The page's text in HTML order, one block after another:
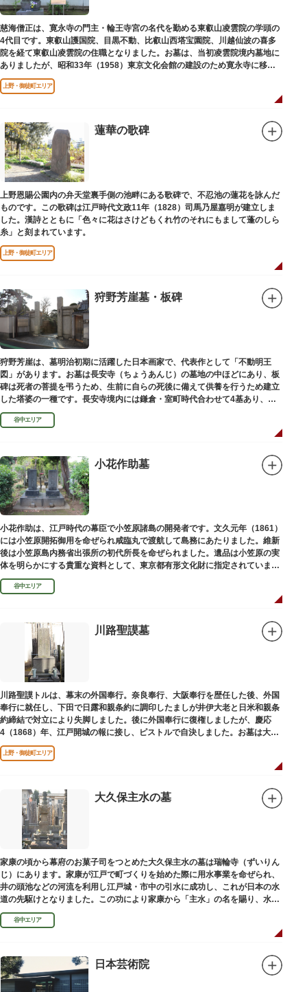
慈海僧正は、寛永寺の門主・輪王寺宮の名代を勤める東叡山凌雲院の学頭の
4代目です。東叡山護国院、目黒不動、比叡山西塔宝園院、川越仙波の喜多
院を経て東叡山凌雲院の住職となりました。お墓は、当初凌雲院境内墓地に
ありましたが、昭和33年（1958）東京文化会館の建設のため寛永寺に移築
されました。
上野・御徒町エリア
蓮華の歌碑
上野恩賜公園内の弁天堂裏手側の池畔にある歌碑で、不忍池の蓮花を詠んだ
ものです。この歌碑は江戸時代文政11年（1828）司馬乃屋嘉明が建立しま
した。漢詩とともに「色々に花はさけどもくれ竹のそれにもまして蓬のしら
糸」と刻まれています。
上野・御徒町エリア
狩野芳崖墓・板碑
狩野芳崖は、墓明治初期に活躍した日本画家で、代表作として「不動明王
図」があります。お墓は長安寺（ちょうあんじ）の墓地の中ほどにあり、板
碑は死者の菩提を弔うため、生前に自らの死後に備えて供養を行うため建立
した塔婆の一種です。長安寺境内には鎌倉・室町時代合わせて4基あり、
「長安寺板碑」として台東区の有形文化財に指定されています。
谷中エリア
小花作助墓
小花作助は、江戸時代の幕臣で小笠原諸島の開発者です。文久元年（1861）
には小笠原開拓御用を命ぜられ咸臨丸で渡航して島務にあたりました。維新
後は小笠原島内務省出張所の初代所長を命ぜられました。遺品は小笠原の実
体を明らかにする貴重な資料として、東京都有形文化財に指定されていま
す。お墓は谷中霊園にあります。
谷中エリア
川路聖謨墓
川路聖謨トルは、幕末の外国奉行。奈良奉行、大阪奉行を歴任した後、外国
奉行に就任し、下田で日露和親条約に調印したましが井伊大老と日米和親条
約締結で対立により失脚しました。後に外国奉行に復権しましたが、慶応
4（1868）年、江戸開城の報に接し、ピストルで自決しました。お墓は大正
寺（たいしょうじ）にあります。
上野・御徒町エリア
大久保主水の墓
家康の頃から幕府のお菓子司をつとめた大久保主水の墓は瑞輪寺（ずいりん
じ）にあります。家康が江戸で町づくりを始めた際に用水事業を命ぜられ、
井の頭池などの河流を利用し江戸城・市中の引水に成功し、これが日本の水
道の先駆けとなりました。この功により家康から「主水」の名を賜り、水は
濁らざるを尊しとして「もんと」と読むようになったといわれます。
谷中エリア
日本芸術院